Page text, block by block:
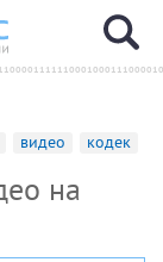
видео кодек